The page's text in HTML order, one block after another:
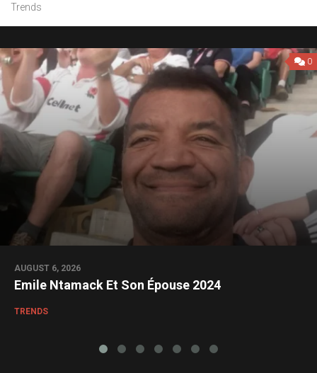
Trends
0
AUGUST 6, 2026
Emile Ntamack Et Son Épouse 2024
TRENDS